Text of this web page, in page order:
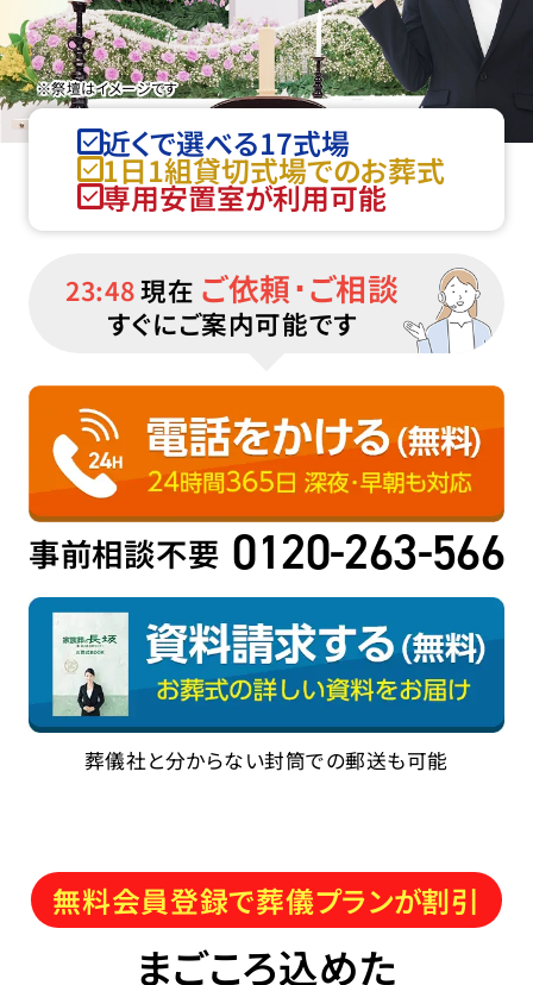
※祭壇はイメージです
近くで選べる17式場
1日1組貸切式場でのお葬式
専用安置室が利用可能
23:48現在 ご依頼･ご相談
すぐにご案内可能です
事前相談不要 0120-263-566
葬儀社と分からない封筒での郵送も可能
無料会員登録で葬儀プランが割引
まごころ込めた